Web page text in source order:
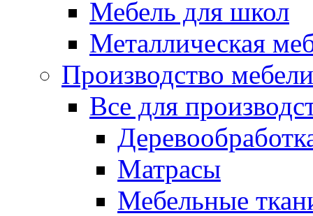
Мебель для школ
Металлическая
Производство мебели
Все для
Матрасы
Мебельные